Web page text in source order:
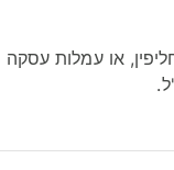
או עמלות עסקה